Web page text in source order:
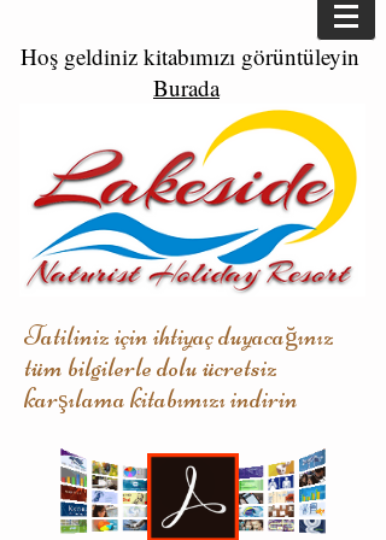
Hoş geldiniz kitabımızı görüntüleyin
Burada
Tatiliniz için ihtiyaç duyacağınız
tüm bilgilerle dolu ücretsiz
karşılama kitabımızı indirin